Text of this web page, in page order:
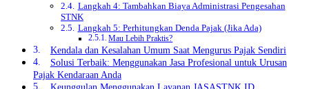
Langkah 4: Tambahkan Biaya Administrasi Pengesahan
STNK
Langkah 5: Perhitungkan Denda Pajak (Jika Ada)
Mau Lebih Praktis?
Kendala dan Kesalahan Umum Saat Mengurus Pajak Sendiri
Solusi Terbaik: Menggunakan Jasa Profesional untuk Urusan
Pajak Kendaraan Anda